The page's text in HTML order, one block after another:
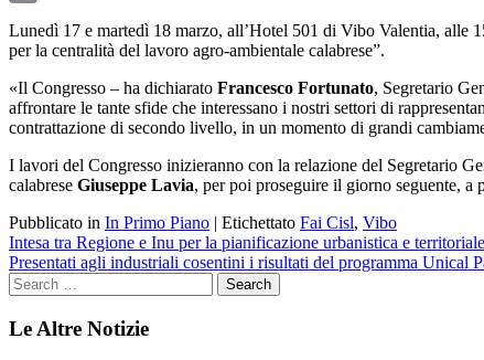
Lunedì 17 e martedì 18 marzo, all’Hotel 501 di Vibo Valentia, alle
per la centralità del lavoro agro-ambientale calabrese”.
«Il Congresso – ha dichiarato Francesco Fortunato, Segretario
affrontare le tante sfide che interessano i nostri settori di
contrattazione di secondo livello, in un momento di grandi
I lavori del Congresso inizieranno con la relazione del Segretario
calabrese Giuseppe Lavia, per poi proseguire il giorno seguente,
Pubblicato in In Primo Piano | Etichettato Fai Cisl, Vibo
Navigazione
articoli
Intesa tra Regione e Inu per la pianificazione urbanistica e territoriale
Presentati agli industriali cosentini i risultati del programma Unical
Le Altre Notizie